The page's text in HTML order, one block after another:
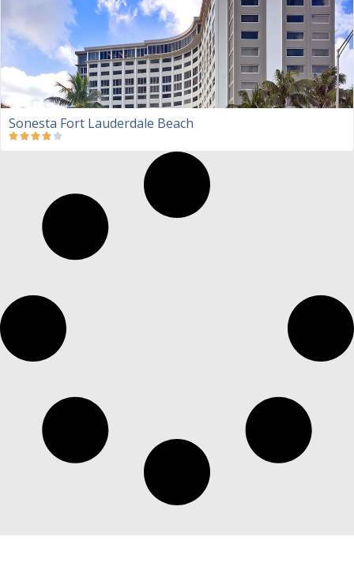
Sonesta Fort Lauderdale Beach